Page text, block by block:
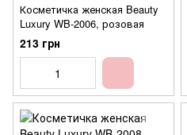
Косметичка женская Beauty
Luxury WB-2006, розовая
213 грн